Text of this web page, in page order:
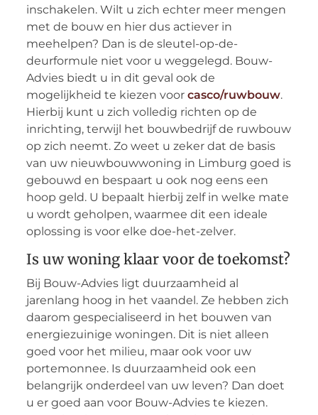
inschakelen. Wilt u zich echter meer mengen
met de bouw en hier dus actiever in
meehelpen? Dan is de sleutel-op-de-
deurformule niet voor u weggelegd. Bouw-
Advies biedt u in dit geval ook de
mogelijkheid te kiezen voor casco/ruwbouw.
Hierbij kunt u zich volledig richten op de
inrichting, terwijl het bouwbedrijf de ruwbouw
op zich neemt. Zo weet u zeker dat de basis
van uw nieuwbouwwoning in Limburg goed is
gebouwd en bespaart u ook nog eens een
hoop geld. U bepaalt hierbij zelf in welke mate
u wordt geholpen, waarmee dit een ideale
oplossing is voor elke doe-het-zelver.
Is uw woning klaar voor de toekomst?
Bij Bouw-Advies ligt duurzaamheid al
jarenlang hoog in het vaandel. Ze hebben zich
daarom gespecialiseerd in het bouwen van
energiezuinige woningen. Dit is niet alleen
goed voor het milieu, maar ook voor uw
portemonnee. Is duurzaamheid ook een
belangrijk onderdeel van uw leven? Dan doet
u er goed aan voor Bouw-Advies te kiezen.